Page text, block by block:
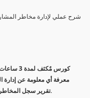
شرح عملي لإدارة مخاطر
كورس
معرفة أي معلومة عن إدارة
تقرير سجل المخاطر بالإضافة الى المقدرة التامية لإدارة مخاطر المشاريع.